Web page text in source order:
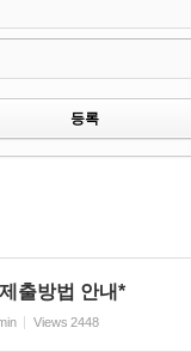
출방법 안내*
Views 2448